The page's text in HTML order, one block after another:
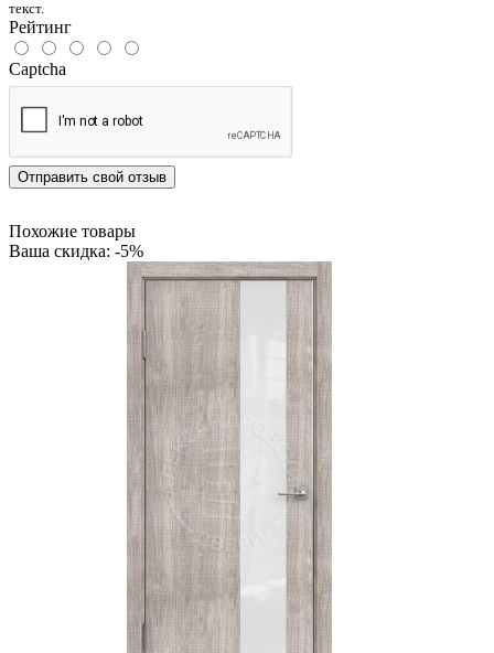
текст.
Рейтинг
Captcha
Отправить свой отзыв
Похожие товары
Ваша скидка: -5%